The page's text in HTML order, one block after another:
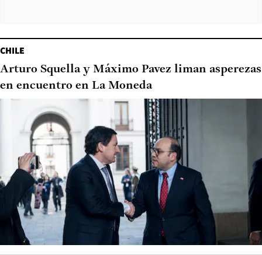
CHILE
Arturo Squella y Máximo Pavez liman asperezas
en encuentro en La Moneda